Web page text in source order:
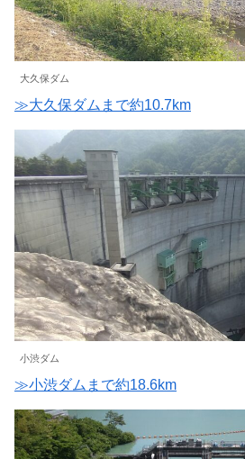
大久保ダム
≫大久保ダムまで約10.7km
小渋ダム
≫小渋ダムまで約18.6km